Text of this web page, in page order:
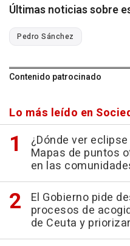
Últimas noticias sobre
Pedro Sánchez
Contenido patrocinado
Lo más leído en
¿Dónde ver
Mapas de puntos
en las
El Gobierno pide
procesos de
de Ceuta y